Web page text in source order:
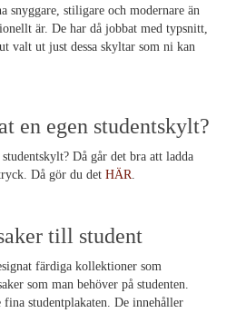
snyggare, stiligare och modernare än
är. De har då jobbat med typsnitt,
valt ut just dessa skyltar som ni kan
en egen studentskylt?
Då går det bra att ladda
Då gör du det HÄR
till student
färdiga kollektioner som
som man behöver på studenten.
fina studentplakaten. De innehåller